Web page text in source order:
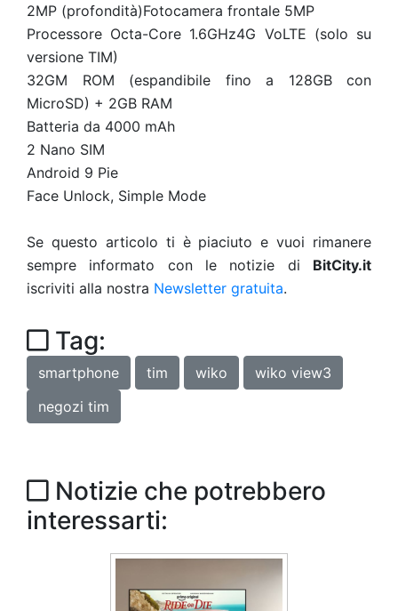
2MP (profondità)Fotocamera frontale 5MP
Processore Octa-Core 1.6GHz4G VoLTE (solo su
versione TIM)
32GM ROM (espandibile fino a 128GB con
MicroSD) + 2GB RAM
Batteria da 4000 mAh
2 Nano SIM
Android 9 Pie
Face Unlock, Simple Mode
Se questo articolo ti è piaciuto e vuoi rimanere
sempre informato con le notizie di BitCity.it
iscriviti alla nostra Newsletter gratuita.
Tag:
smartphone tim wiko
wiko view3
negozi tim
Notizie che potrebbero
interessarti: